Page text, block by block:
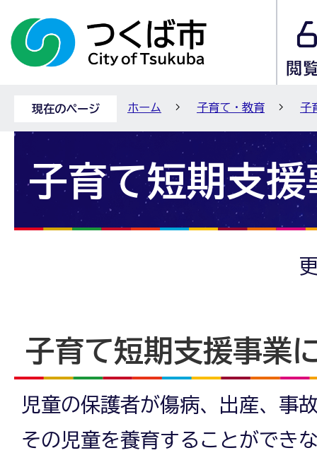
現在のページ ホーム 子育て・教育 子
子育て短期支援
子育て短期支援事業
児童の保護者が傷病、出産、事
その児童を養育することができ